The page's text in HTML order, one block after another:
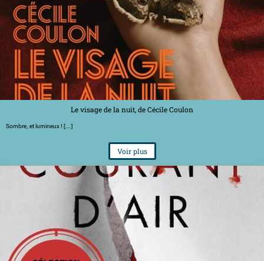
Le visage de la nuit, de Cécile Coulon
Sombre, et lumineux ! [...]
Voir plus